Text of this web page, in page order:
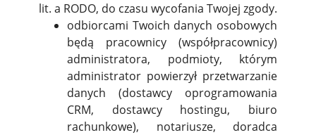
lit. a RODO, do czasu wycofania Twojej zgody.
odbiorcami Twoich danych osobowych
będą pracownicy (współpracownicy)
administratora, podmioty, którym
administrator powierzył przetwarzanie
danych (dostawcy oprogramowania
CRM, dostawcy hostingu, biuro
rachunkowe), notariusze, doradca